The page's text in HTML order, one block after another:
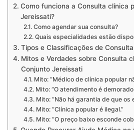
Como funciona a Consulta clínica
Jereissati?
Como agendar sua consulta?
Quais especialidades estão
Tipos e Classificações de
Mitos e Verdades sobre Consulta
Conjunto Jereissati
Mito: “Médico de clínica popular
Mito: “O atendimento é
Mito: “Não há garantia de que os
Mito: “Clínica popular é ilegal.”
Mito: “O preço baixo esconde